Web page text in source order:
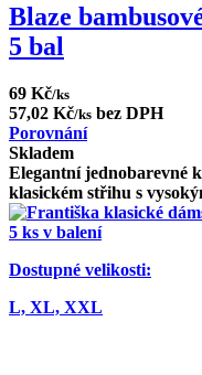
Blaze
5 bal
69 Kč/ks
57,02 Kč/ks bez DPH
Porovnání
Skladem
Elegantní jednobarevné
klasickém střihu s
5 ks v balení
Dostupné velikosti:
L, XL, XXL